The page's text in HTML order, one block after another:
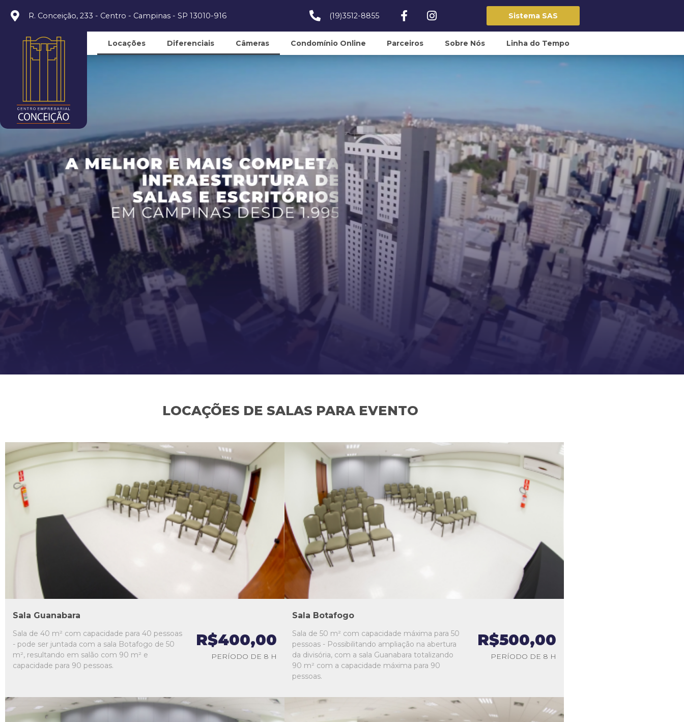
R. Conceição, 233 - Centro - Campinas - SP 13010-916 (19)3512-8855 Sistema SAS
Locações Diferenciais Câmeras Condomínio Online Parceiros Sobre Nós Linha do Tempo
LOCAÇÕES DE SALAS PARA EVENTO
L1
L2
L3
Sala Guanabara
Sala de 40 m² com capacidade para 40 pessoas
- pode ser juntada com a sala Botafogo de 50
m², resultando em salão com 90 m² e
capacidade para 90 pessoas.
R$400,00
PERÍODO DE 8 H
L3
L4
L5
Sala Botafogo
Sala de 50 m² com capacidade máxima para 50
pessoas - Possibilitando ampliação na abertura
da divisória, com a sala Guanabara totalizando
90 m² com a capacidade máxima para 90
pessoas.
R$500,00
PERÍODO DE 8 H